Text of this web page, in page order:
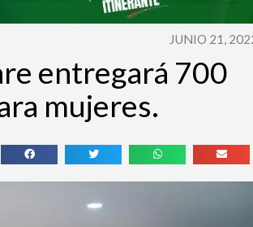
JUNIO 21,
entregará 700
mujeres.